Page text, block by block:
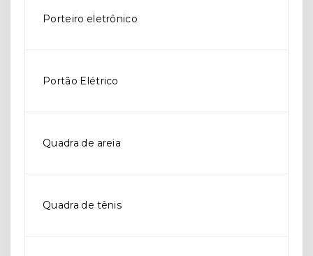
Porteiro eletrônico
Portão Elétrico
Quadra de areia
Quadra de tênis